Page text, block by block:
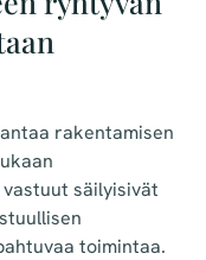
rakentamisen
säilyisivät
toimintaa.